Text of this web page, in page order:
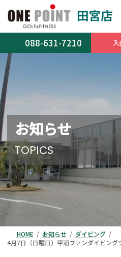
ン
へ
ス
キ
ッ
プ
ー
ョ
ン
に
移
動
088-631-7210 入
お知らせ
TOPICS
HOME お知らせ
ダイビング
4月7日（日曜日）甲浦ファンダイビング